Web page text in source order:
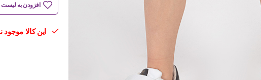
افزودن به لیست
این کالا